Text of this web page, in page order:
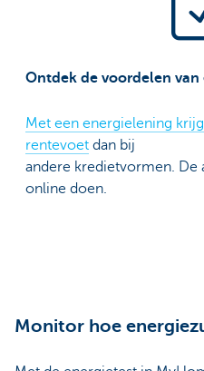
Ontdek de voordelen
Met een energielening
rentevoet dan bij
andere kredietvormen. De
online doen.
Monitor hoe